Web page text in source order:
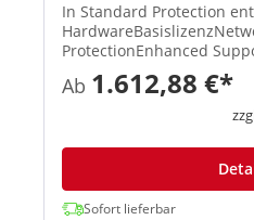
In Standard Protection
ProtectionEnhanced Support
Wireless, Xstream-
Remote Access VPN, Site-
XStream TLS und DPI
Ab 1.612,88 €*
Sofort lieferbar